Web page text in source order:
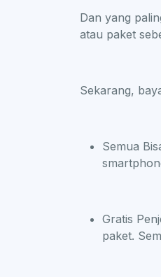
Dan yang
atau paket
Sekarang,
Semua
Gratis
paket.